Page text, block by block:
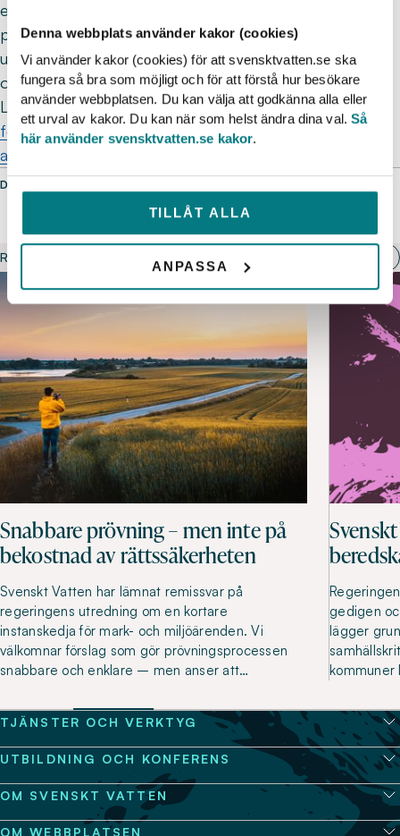
Denna webbplats använder kakor (cookies)
Vi använder kakor (cookies) för att svensktvatten.se ska
fungera så bra som möjligt och för att förstå hur besökare
använder webbplatsen. Du kan välja att godkänna alla eller
ett urval av kakor. Du kan när som helst ändra dina val.Så
här använder svensktvatten.se kakor.
TILLÅT ALLA
ANPASSA
ersättningsmodellen inom det utökade
producentansvaret för kvartär rening behöver
utformas så ändamålsenligt som möjligt för VA-
organisationerna.
Läs hela remissvaret här,Remissvar: Förslag till
författningsändringar till följd av EUs reviderade
avloppsvattendirektiv
DELA SIDAN
RELATERADE ARTIKLAR
Snabbare prövning – men inte på
bekostnad av rättssäkerheten
Svenskt Vatten har lämnat remissvar på
regeringens utredning om en kortare
instanskedja för mark- och miljöärenden. Vi
välkomnar förslag som gör prövningsprocessen
snabbare och enklare – men anser att…
gedigen
lägger
kommuner
TJÄNSTER OCH VERKTYG
UTBILDNING OCH KONFERENS
OM SVENSKT VATTEN
OM WEBBPLATSEN